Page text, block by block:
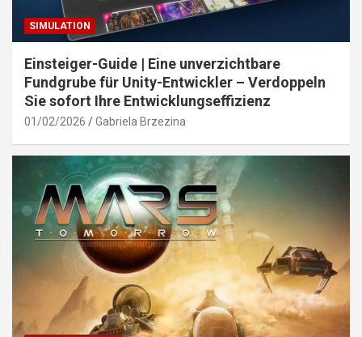
SIMULATION
Einsteiger-Guide | Eine unverzichtbare
Fundgrube für Unity-Entwickler – Verdoppeln
Sie sofort Ihre Entwicklungseffizienz
01/02/2026 Gabriela Brzezina